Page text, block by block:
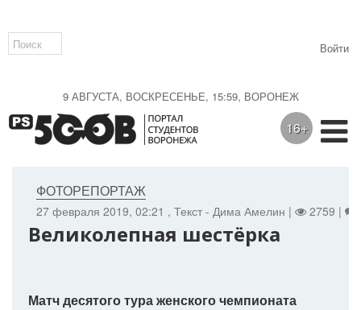
9 АВГУСТА, ВОСКРЕСЕНЬЕ, 15:59, ВОРОНЕЖ
Войти
16+
27 февраля 2019, 02:21 , Текст - Дима Амелин | 2759 |
ФОТОРЕПОРТАЖ
Великолепная шестёрка
Матч десятого тура женского чемпионата